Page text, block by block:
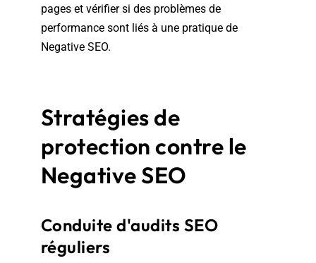
pages et vérifier si des problèmes de
performance sont liés à une pratique de
Negative SEO.
Stratégies de
protection contre le
Negative SEO
Conduite d'audits SEO
réguliers